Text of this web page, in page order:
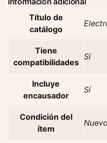
t
a
o
Título de
catálogo
Tiene
compatibilidades
Sí
Incluye
encausador
Sí
Condición del
ítem
Nuevo